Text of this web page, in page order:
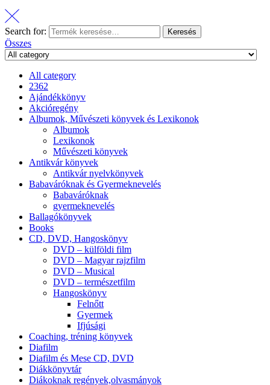
Search for: Keresés
Összes
All category
2362
Ajándékkönyv
Akcióregény
Albumok, Művészeti könyvek és Lexikonok
Albumok
Lexikonok
Művészeti könyvek
Antikvár könyvek
Antikvár nyelvkönyvek
Babaváróknak és Gyermeknevelés
Babaváróknak
gyermeknevelés
Ballagókönyvek
Books
CD, DVD, Hangoskönyv
DVD – külföldi film
DVD – Magyar rajzfilm
DVD – Musical
DVD – természetfilm
Hangoskönyv
Felnőtt
Gyermek
Ifjúsági
Coaching, tréning könyvek
Diafilm
Diafilm és Mese CD, DVD
Diákkönyvtár
Diákoknak regények,olvasmányok